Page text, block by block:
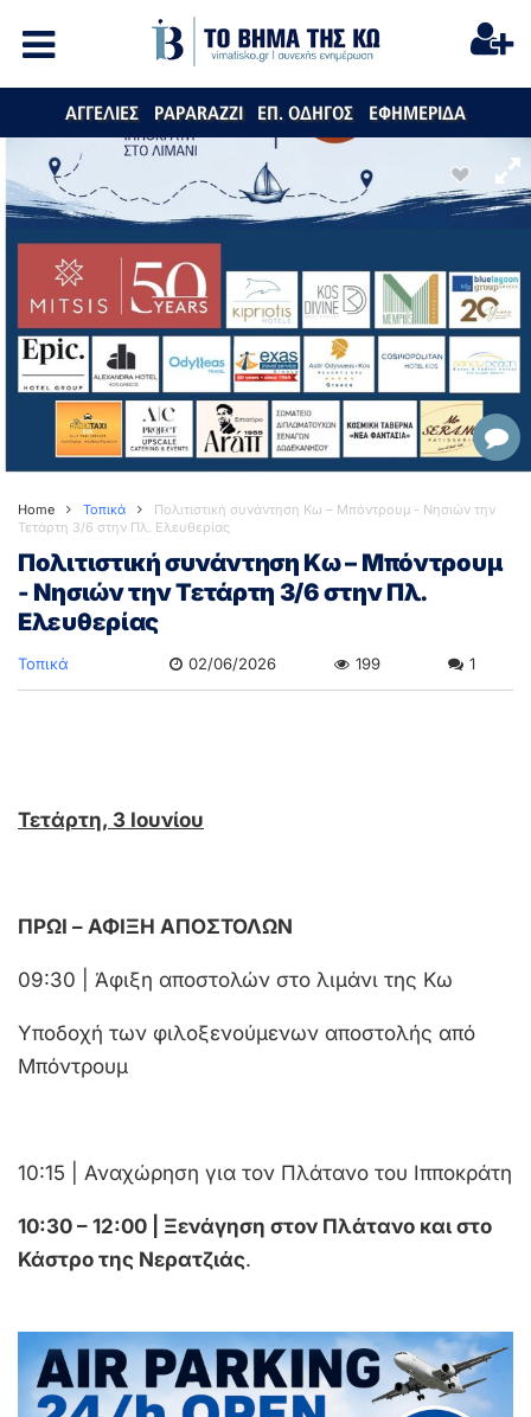
ΑΓΓΕΛΙΕΣ PAPARAZZI ΕΠ. ΟΔΗΓΟΣ ΕΦΗΜΕΡΙΔΑ
Home Τοπικά
Πολιτιστική συνάντηση Κω – Μπόντρουμ - Nησιών την
Τετάρτη 3/6 στην Πλ. Ελευθερίας
Πολιτιστική συνάντηση Κω – Μπόντρουμ
- Nησιών την Τετάρτη 3/6 στην Πλ.
Ελευθερίας
Τοπικά 02/06/2026 199 1
Τετάρτη, 3 Ιουνίου
ΠΡΩΙ – ΑΦΙΞΗ ΑΠΟΣΤΟΛΩΝ
09:30 | Άφιξη αποστολών στο λιμάνι της Κω
Υποδοχή των φιλοξενούμενων αποστολής από
Μπόντρουμ
10:15 | Αναχώρηση για τον Πλάτανο του Ιπποκράτη
10:30 – 12:00 | Ξενάγηση στον Πλάτανο και στο
Κάστρο της Νερατζιάς.